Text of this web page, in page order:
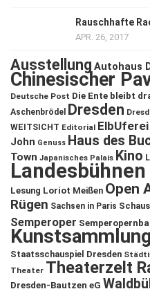
Rauschhafte
APR. 26, 2017
Ausstellung Autohaus
Chinesischer
Deutsche Post Die Ente bleibt
Aschenbrödel
Dresden
WEITSICHT Editorial ElbUferei
John Genuss Haus des
Town Japanisches Palais Kino
Lesung Loriot Meißen Open
Rügen Sachsen in Paris
Semperoper Semperopernball
Staatsschauspiel Dresden
Theater Theaterzelt
Dresden-Bautzen eG